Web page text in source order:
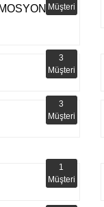
Müşteri
3
Müşteri
3
Müşteri
1
Müşteri